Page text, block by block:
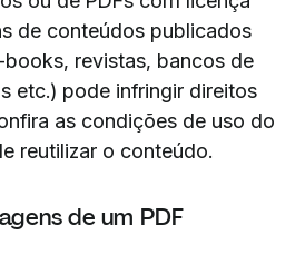
de conteúdos publicados
revistas, bancos de
etc.) pode infringir direitos
as condições de uso do
reutilizar o conteúdo.
de um PDF